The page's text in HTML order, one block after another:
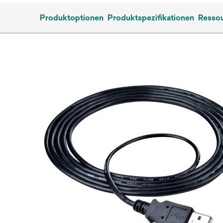
Produktoptionen Produktspezifikationen